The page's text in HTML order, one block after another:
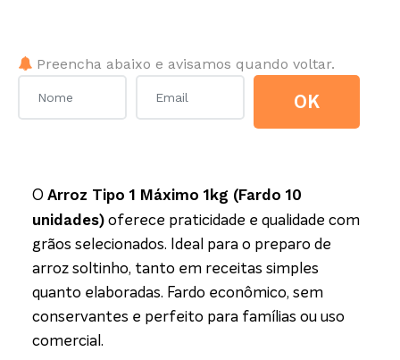
Preencha abaixo e avisamos quando voltar.
OK
O Arroz Tipo 1 Máximo 1kg (Fardo 10
unidades) oferece praticidade e qualidade com
grãos selecionados. Ideal para o preparo de
arroz soltinho, tanto em receitas simples
quanto elaboradas. Fardo econômico, sem
conservantes e perfeito para famílias ou uso
comercial.